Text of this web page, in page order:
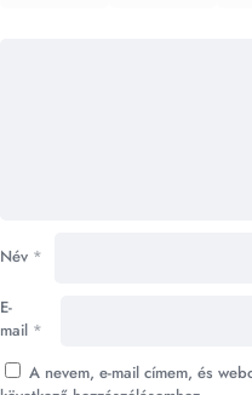
Név *
E-
mail *
A nevem, e-mail címem, és